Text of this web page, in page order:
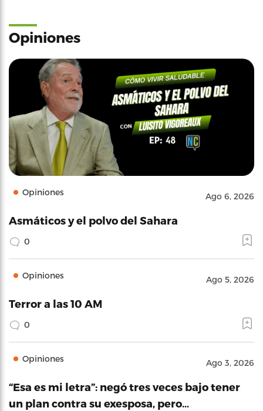
Opiniones
Opiniones Ago 6, 2026
Asmáticos y el polvo del Sahara
0
Opiniones Ago 5, 2026
Terror a las 10 AM
0
Opiniones Ago 3, 2026
“Esa es mi letra”: negó tres veces bajo tener
un plan contra su exesposa, pero…